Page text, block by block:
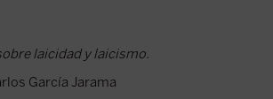
laicidad y laicismo.
García Jarama